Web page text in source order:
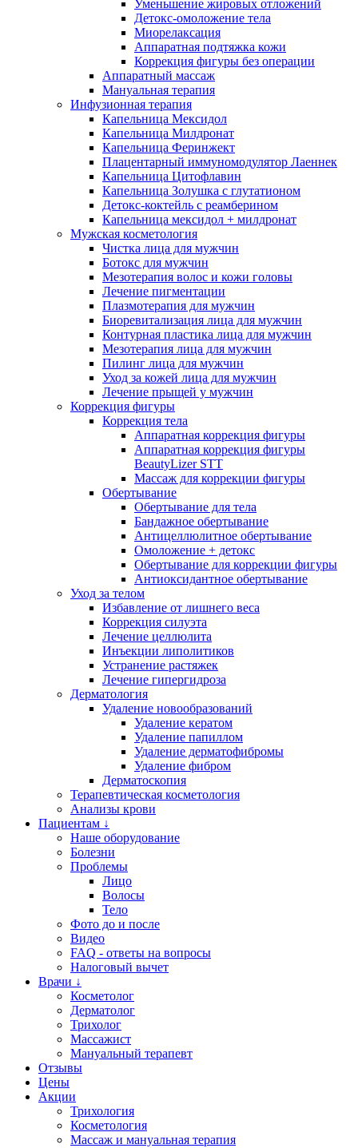
Уменьшение жировых отложений
Детокс-омоложение тела
Миорелаксация
Аппаратная подтяжка кожи
Коррекция фигуры без операции
Аппаратный массаж
Мануальная терапия
Инфузионная терапия
Капельница Мексидол
Капельница Милдронат
Капельница Феринжект
Плацентарный иммуномодулятор Лаеннек
Капельница Цитофлавин
Капельница Золушка с глутатионом
Детокс-коктейль с реамберином
Капельница мексидол + милдронат
Мужская косметология
Чистка лица для мужчин
Ботокс для мужчин
Мезотерапия волос и кожи головы
Лечение пигментации
Плазмотерапия для мужчин
Биоревитализация лица для мужчин
Контурная пластика лица для мужчин
Мезотерапия лица для мужчин
Пилинг лица для мужчин
Уход за кожей лица для мужчин
Лечение прыщей у мужчин
Коррекция фигуры
Коррекция тела
Аппаратная коррекция фигуры
Аппаратная коррекция фигуры
BeautyLizer STT
Массаж для коррекции фигуры
Обертывание
Обертывание для тела
Бандажное обертывание
Антицеллюлитное обертывание
Омоложение + детокс
Обертывание для коррекции фигуры
Антиоксидантное обертывание
Уход за телом
Избавление от лишнего веса
Коррекция силуэта
Лечение целлюлита
Инъекции липолитиков
Устранение растяжек
Лечение гипергидроза
Дерматология
Удаление новообразований
Удаление кератом
Удаление папиллом
Удаление дерматофибромы
Удаление фибром
Дерматоскопия
Терапевтическая косметология
Анализы крови
Пациентам ↓
Наше оборудование
Болезни
Проблемы
Лицо
Волосы
Тело
Фото до и после
Видео
FAQ - ответы на вопросы
Налоговый вычет
Врачи ↓
Косметолог
Дерматолог
Трихолог
Массажист
Мануальный терапевт
Отзывы
Цены
Акции
Трихология
Косметология
Массаж и мануальная терапия